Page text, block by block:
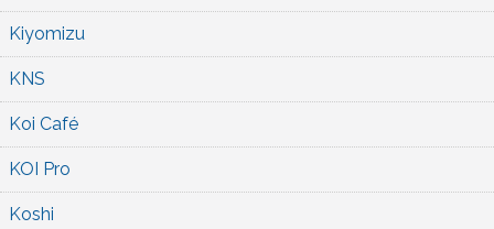
Kiyomizu
KNS
Koi Café
KOI Pro
Koshi